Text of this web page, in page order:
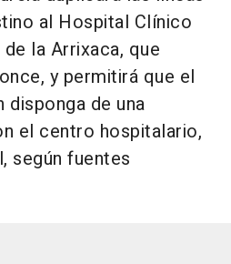
al Hospital Clínico
la Arrixaca, que
y permitirá que el
disponga de una
el centro hospitalario,
según fuentes